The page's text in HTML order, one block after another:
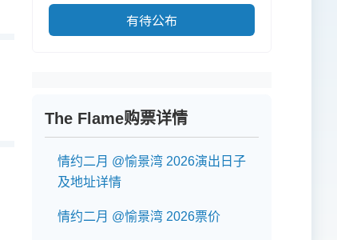
有待公布
The Flame购票详情
情约二月 @愉景湾 2026演出日子
及地址详情
情约二月 @愉景湾 2026票价